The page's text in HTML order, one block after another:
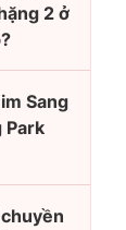
2 ở
Sang
Park